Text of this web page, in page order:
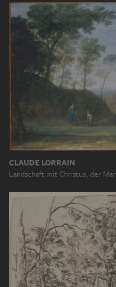
CLAUDE LORRAIN
Landschaft mit Christus, der